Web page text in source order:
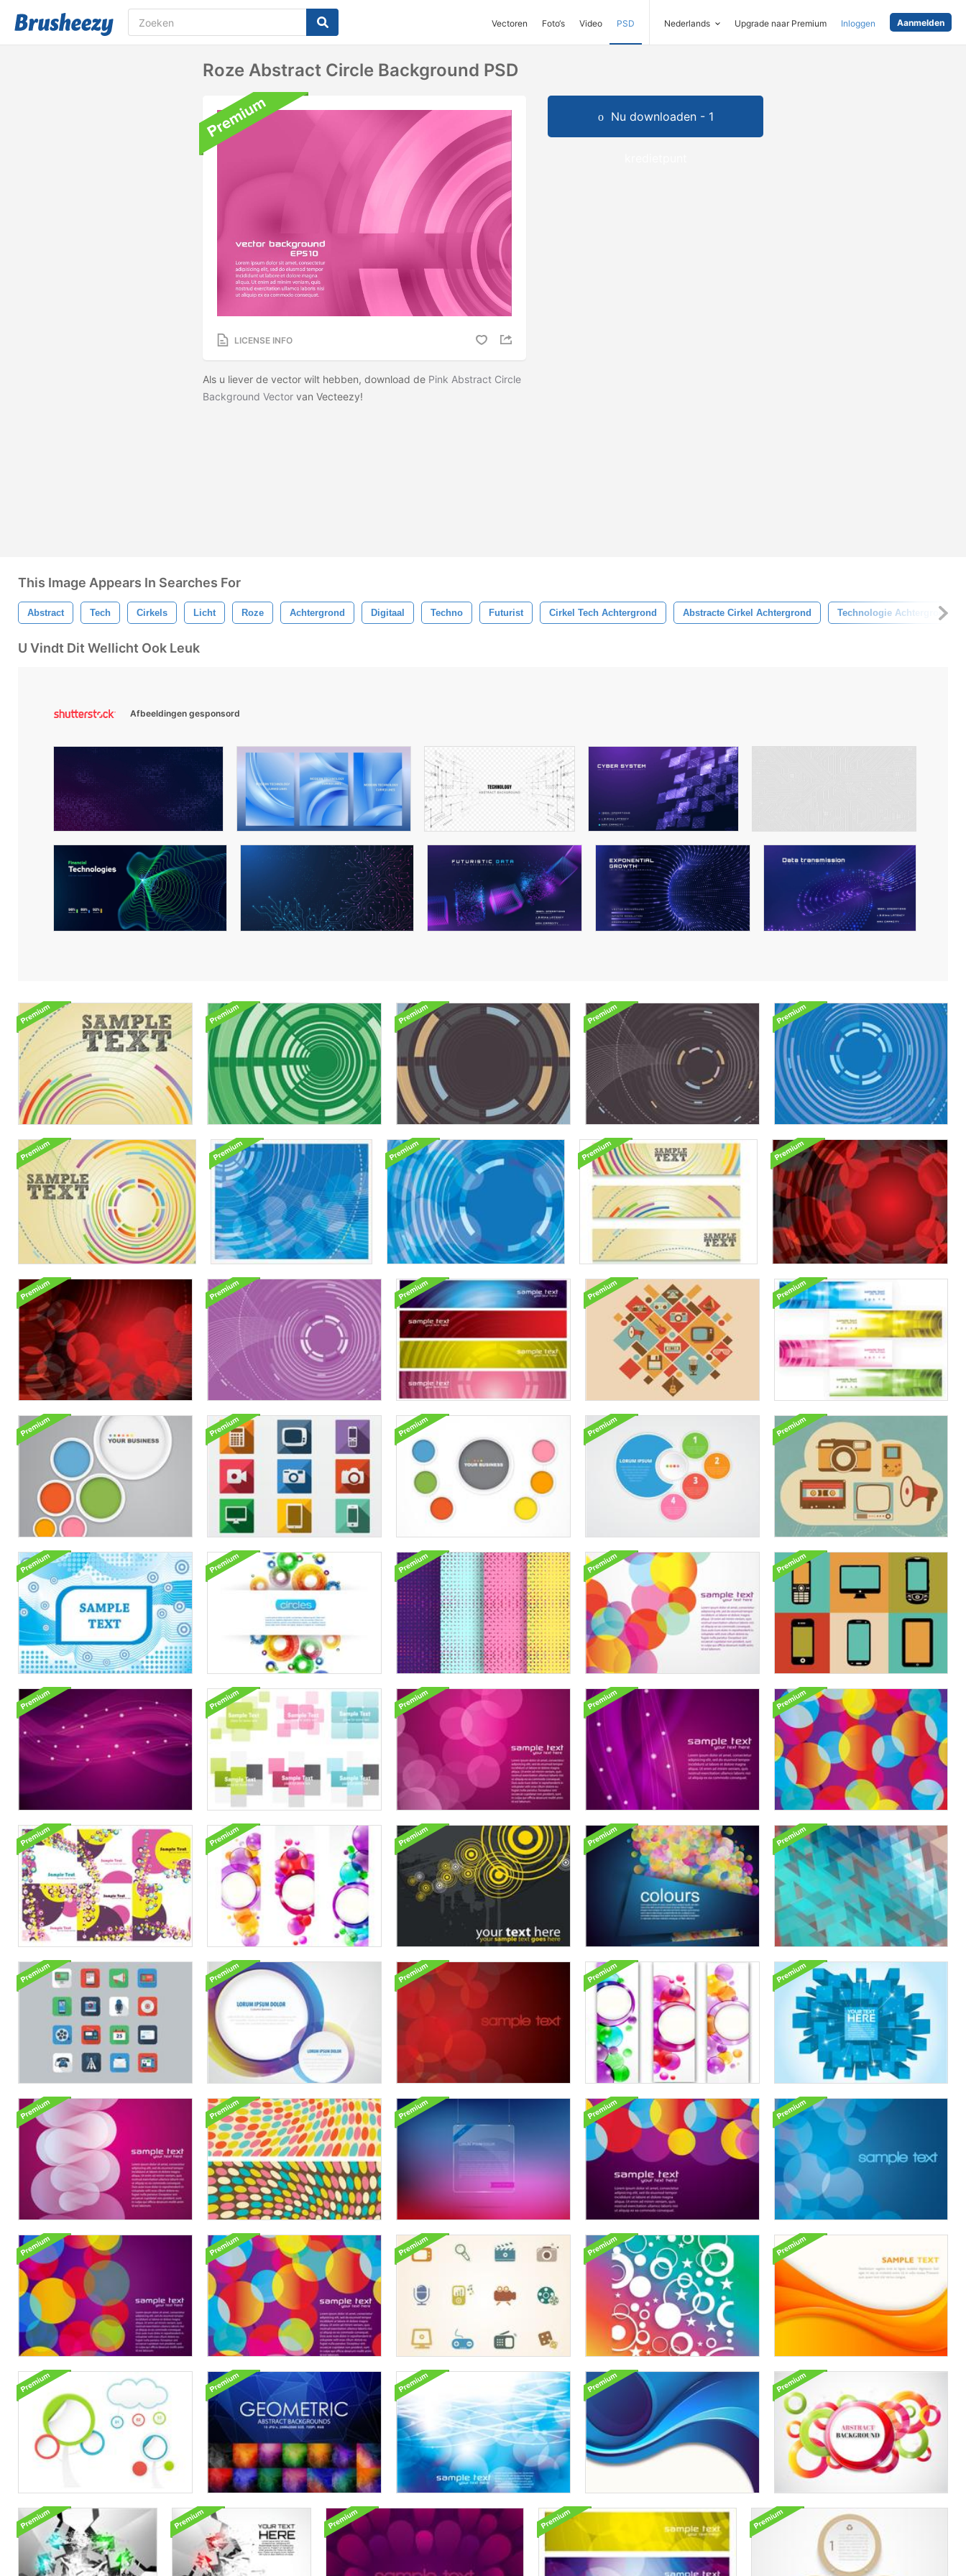
Vectoren Foto‘s Video PSD Nederlands Upgrade naar Premium Inloggen Aanmelden
Roze Abstract Circle Background PSD
LICENSE INFO
Als u liever de vector wilt hebben, download de Pink Abstract Circle
Background Vector van Vecteezy!
Nu downloaden - 1
This Image Appears In Searches For
Abstract Tech Cirkels Licht Roze Achtergrond Digitaal Techno Futurist Cirkel Tech Achtergrond Abstracte Cirkel Achtergrond Technologie Achtergrond
U Vindt Dit Wellicht Ook Leuk
Afbeeldingen gesponsord